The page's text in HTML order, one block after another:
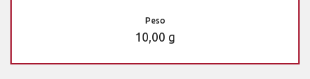
Peso
10,00 g